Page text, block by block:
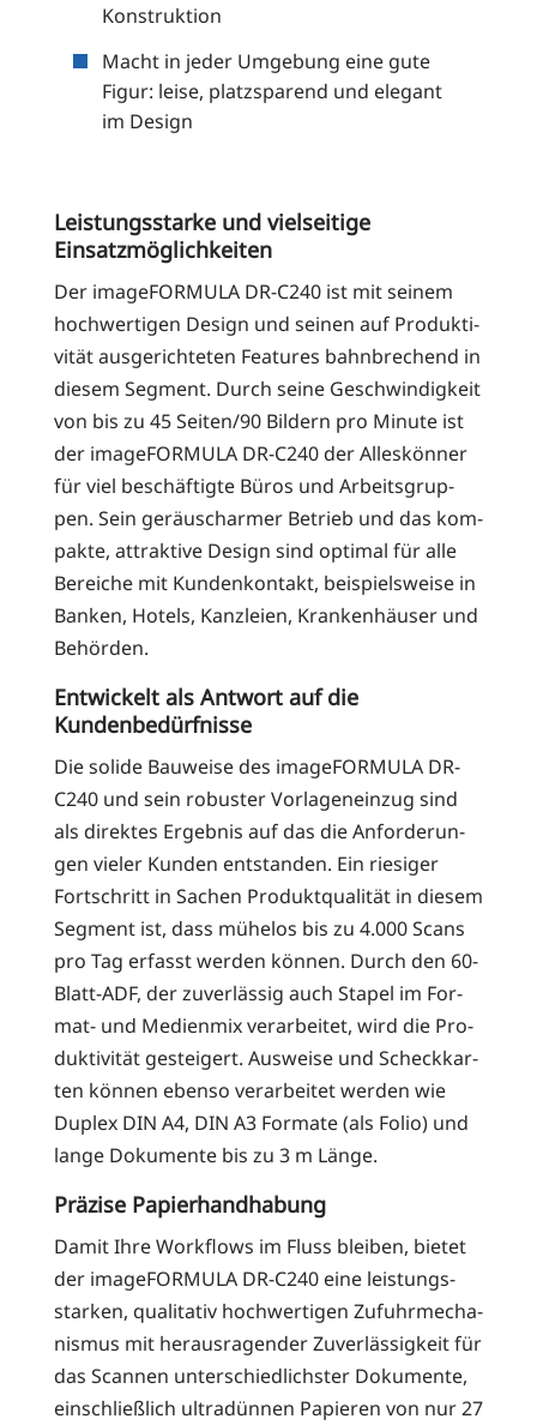
Konstruktion
Macht in jeder Umge­bung eine gute
Figur: lei­se, platz­spa­rend und ele­gant
im Design
Leistungsstarke und vielseitige
Einsatzmöglichkeiten
Der image­FOR­MU­LA DR-C240 ist mit sei­nem
hoch­wer­ti­gen Design und sei­nen auf Pro­duk­ti­
vi­tät aus­ge­rich­te­ten Fea­tures bahn­bre­chend in
die­sem Seg­ment. Durch sei­ne Geschwin­dig­keit
von bis zu 45 Seiten/90 Bil­dern pro Minu­te ist
der image­FOR­MU­LA DR-C240 der Alles­kön­ner
für viel beschäf­tig­te Büros und Arbeits­grup­
pen. Sein geräusch­ar­mer Betrieb und das kom­
pak­te, attrak­ti­ve Design sind opti­mal für alle
Berei­che mit Kun­den­kon­takt, bei­spiels­wei­se in
Ban­ken, Hotels, Kanz­lei­en, Kran­ken­häu­ser und
Behörden.
Entwickelt als Antwort auf die
Kundenbedürfnisse
Die soli­de Bau­wei­se des image­FOR­MU­LA DR-
C240 und sein robus­ter Vor­la­gen­ein­zug sind
als direk­tes Ergeb­nis auf das die Anfor­de­run­
gen vie­ler Kun­den ent­stan­den. Ein rie­si­ger
Fort­schritt in Sachen Pro­dukt­qua­li­tät in die­sem
Seg­ment ist, dass mühe­los bis zu 4.000 Scans
pro Tag erfasst wer­den kön­nen. Durch den 60-
Blatt-ADF, der zuver­läs­sig auch Sta­pel im For­
mat- und Medi­en­mix ver­ar­bei­tet, wird die Pro­
duk­ti­vi­tät gestei­gert. Aus­wei­se und Scheck­kar­
ten kön­nen eben­so ver­ar­bei­tet wer­den wie
Duplex DIN A4, DIN A3 For­ma­te (als Folio) und
lan­ge Doku­men­te bis zu 3 m Länge.
Präzise Papierhandhabung
Damit Ihre Work­flows im Fluss blei­ben, bie­tet
der image­FOR­MU­LA DR-C240 eine leis­tungs­
star­ken, qua­li­ta­tiv hoch­wer­ti­gen Zufuhr­me­cha­
nis­mus mit her­aus­ra­gen­der Zuver­läs­sig­keit für
das Scan­nen unter­schied­lichs­ter Doku­men­te,
ein­schließ­lich ultra­dün­nen Papie­ren von nur 27